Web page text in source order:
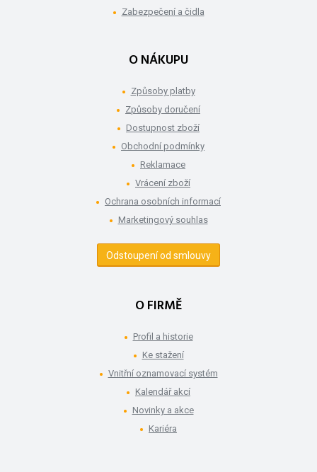
Zabezpečení a čidla
O NÁKUPU
Způsoby platby
Způsoby doručení
Dostupnost zboží
Obchodní podmínky
Reklamace
Vrácení zboží
Ochrana osobních informací
Marketingový souhlas
Odstoupení od smlouvy
O FIRMĚ
Profil a historie
Ke stažení
Vnitřní oznamovací systém
Kalendář akcí
Novinky a akce
Kariéra